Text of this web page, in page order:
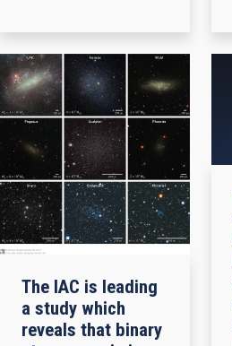
The IAC is leading
a study which
reveals that binary